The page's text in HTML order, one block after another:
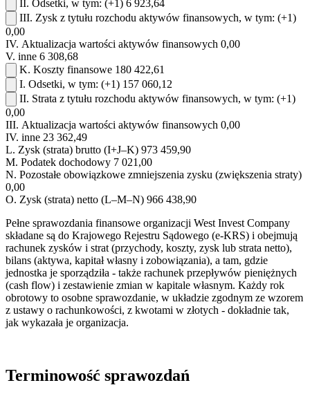
II. Odsetki, w tym: (+1) 6 923,64
III. Zysk z tytułu rozchodu aktywów finansowych, w tym: (+1)
0,00
IV. Aktualizacja wartości aktywów finansowych 0,00
V. inne 6 308,68
K. Koszty finansowe 180 422,61
I. Odsetki, w tym: (+1) 157 060,12
II. Strata z tytułu rozchodu aktywów finansowych, w tym: (+1)
0,00
III. Aktualizacja wartości aktywów finansowych 0,00
IV. inne 23 362,49
L. Zysk (strata) brutto (I+J–K) 973 459,90
M. Podatek dochodowy 7 021,00
N. Pozostałe obowiązkowe zmniejszenia zysku (zwiększenia straty)
0,00
O. Zysk (strata) netto (L–M–N) 966 438,90
Pełne sprawozdania finansowe organizacji West Invest Company
składane są do Krajowego Rejestru Sądowego (e-KRS) i obejmują
rachunek zysków i strat (przychody, koszty, zysk lub strata netto),
bilans (aktywa, kapitał własny i zobowiązania), a tam, gdzie
jednostka je sporządziła - także rachunek przepływów pieniężnych
(cash flow) i zestawienie zmian w kapitale własnym. Każdy rok
obrotowy to osobne sprawozdanie, w układzie zgodnym ze wzorem
z ustawy o rachunkowości, z kwotami w złotych - dokładnie tak,
jak wykazała je organizacja.
Terminowość sprawozdań